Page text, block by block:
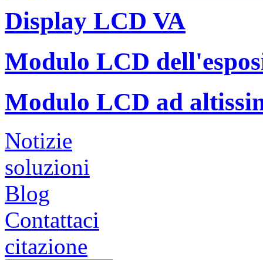
Display LCD VA
Modulo LCD
Modulo LCD ad
Notizie
soluzioni
Blog
Contattaci
citazione